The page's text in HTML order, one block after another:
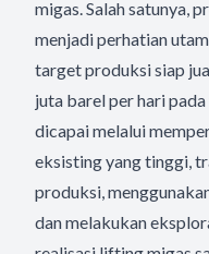
migas. Salah satunya,
menjadi perhatian
target produksi siap
juta barel per hari
dicapai melalui
eksisting yang tinggi,
produksi,
dan melakukan